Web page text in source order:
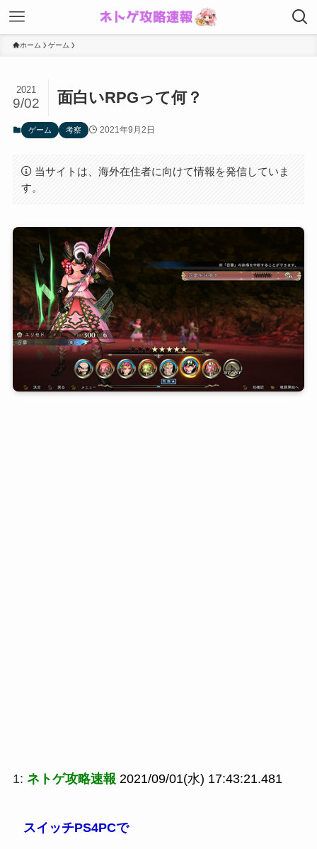
ホーム ゲーム
面白いRPGって何？
2021
9/02
ゲーム 考察 2021年9月2日
当サイトは、海外在住者に向けて情報を発信していま
す。
1: ネトゲ攻略速報 2021/09/01(水) 17:43:21.481
スイッチPS4PCで